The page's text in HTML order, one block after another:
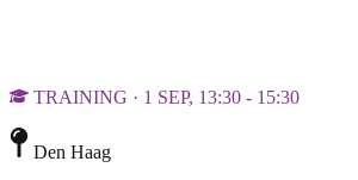
TRAINING · 1 SEP, 13:30 - 15:30
Den Haag